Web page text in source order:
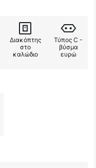
Διακόπτης
στο
καλώδιο
Τύπος C -
βύσμα
ευρώ